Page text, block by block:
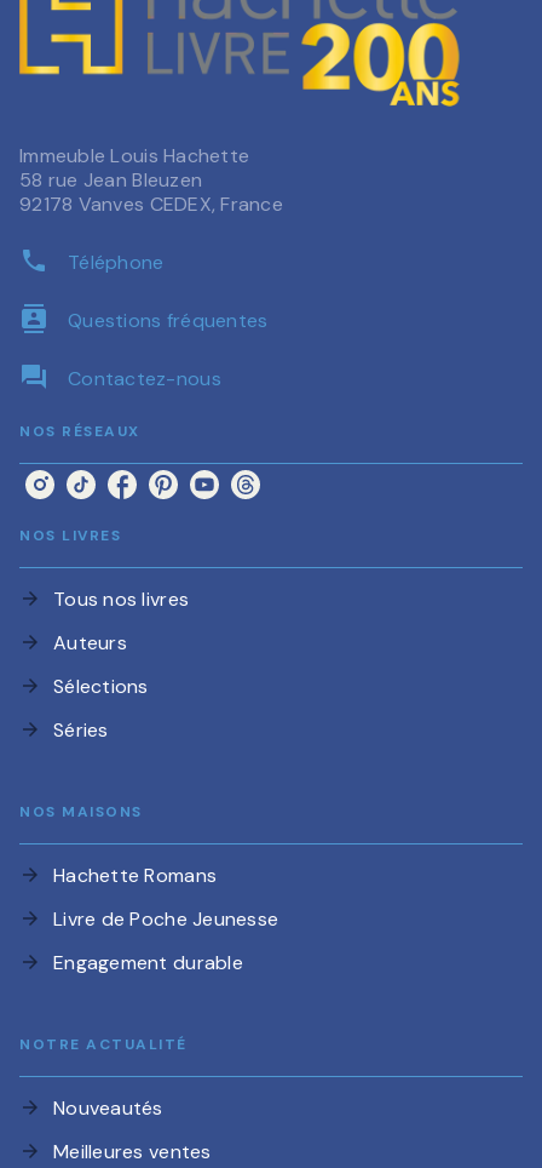
Immeuble Louis Hachette
58 rue Jean Bleuzen
92178 Vanves CEDEX, France
phone Téléphone
contacts Questions fréquentes
question_answer Contactez-nous
NOS RÉSEAUX
NOS LIVRES
arrow_forward Tous nos livres
arrow_forward Auteurs
arrow_forward Sélections
arrow_forward Séries
NOS MAISONS
arrow_forward Hachette Romans
arrow_forward Livre de Poche Jeunesse
arrow_forward Engagement durable
NOTRE ACTUALITÉ
arrow_forward Nouveautés
arrow_forward Meilleures ventes